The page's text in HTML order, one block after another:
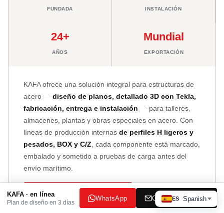
FUNDADA INSTALACIÓN
24+
AÑOS
Mundial
EXPORTACIÓN
KAFA ofrece una solución integral para estructuras de
acero — diseño de planos, detallado 3D con Tekla,
fabricación, entrega e instalación — para talleres,
almacenes, plantas y obras especiales en acero. Con
líneas de producción internas de perfiles H ligeros y
pesados, BOX y C/Z , cada componente está marcado,
embalado y sometido a pruebas de carga antes del
envío marítimo.
Contáctenos por WhatsApp
Consulta por correo electrónico
KAFA · en línea
Plan de diseño en 3 días
WhatsApp Correo electrónico
ES Spanish